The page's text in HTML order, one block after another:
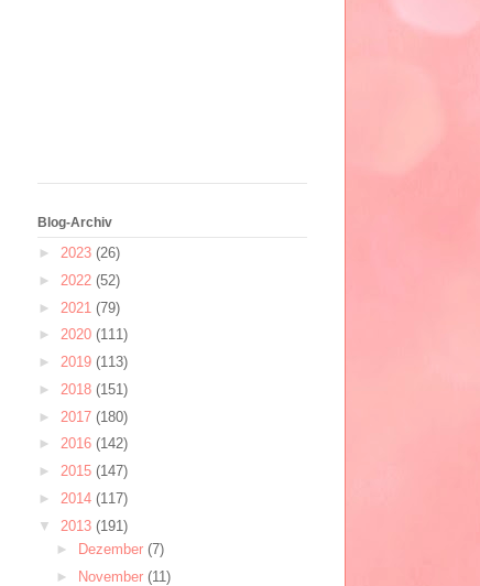
Blog-Archiv
► 2023 (26)
► 2022 (52)
► 2021 (79)
► 2020 (111)
► 2019 (113)
► 2018 (151)
► 2017 (180)
► 2016 (142)
► 2015 (147)
► 2014 (117)
▼ 2013 (191)
►
Dezember (7)
►
November (11)